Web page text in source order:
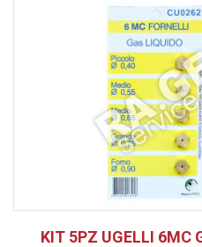
KIT 5PZ UGELLI 6MC